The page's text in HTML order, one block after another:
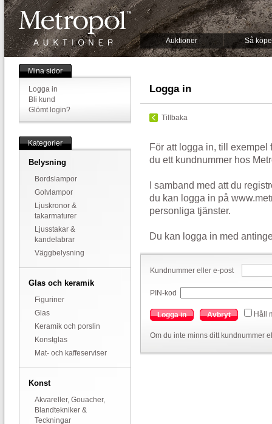
Auktioner Så
Mina sidor
Logga in
Bli kund
Glömt login?
Kategorier
Belysning
Bordslampor
Golvlampor
Ljuskronor &
takarmaturer
Ljusstakar &
kandelabrar
Väggbelysning
Glas och keramik
Figuriner
Glas
Keramik och porslin
Konstglas
Mat- och kaffeserviser
Konst
Akvareller, Gouacher,
Blandtekniker &
Teckningar
Logga in
Tillbaka
För att logga in, till exempel
du ett kundnummer hos
I samband med att du
du kan logga in på
personliga tjänster.
Du kan logga in med
Kundnummer eller e-post
PIN-kod
Logga in Avbryt Håll
Om du inte minns ditt kundnummer